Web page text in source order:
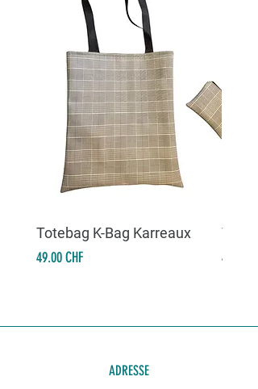
Totebag K-Bag Karreaux
Prix
49.00 CHF Prix
49.00
ADRESSE